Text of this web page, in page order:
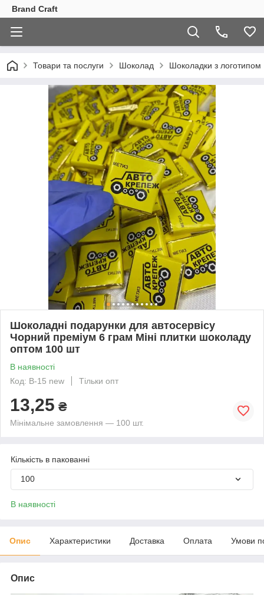
Brand Craft
Товари та послуги Шоколад Шоколадки з логотипом
Шоколадні подарунки для автосервісу
Чорний преміум 6 грам Міні плитки шоколаду
оптом 100 шт
В наявності
Код: В-15 new
Тільки опт
13,25 ₴
Мінімальне замовлення — 100 шт.
Кількість в пакованні
100
В наявності
Опис Характеристики Доставка Оплата Умови
Опис